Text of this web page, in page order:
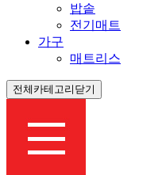
밥솥
전기매트
가구
매트리스
전체카테고리닫기